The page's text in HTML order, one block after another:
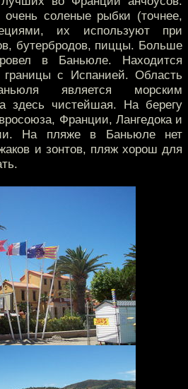
соленые рыбки (точнее,
их используют при
бутербродов, пиццы. Больше
в Баньюле. Находится
с Испанией. Область
является морским
здесь чистейшая. На берегу
Франции, Лангедока и
На пляже в Баньюле нет
и зонтов, пляж хорош для